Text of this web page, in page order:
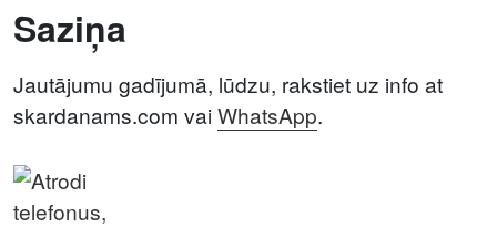
Saziņa
Jautājumu gadījumā, lūdzu, rakstiet uz info at
skardanams.com vaiWhatsApp.